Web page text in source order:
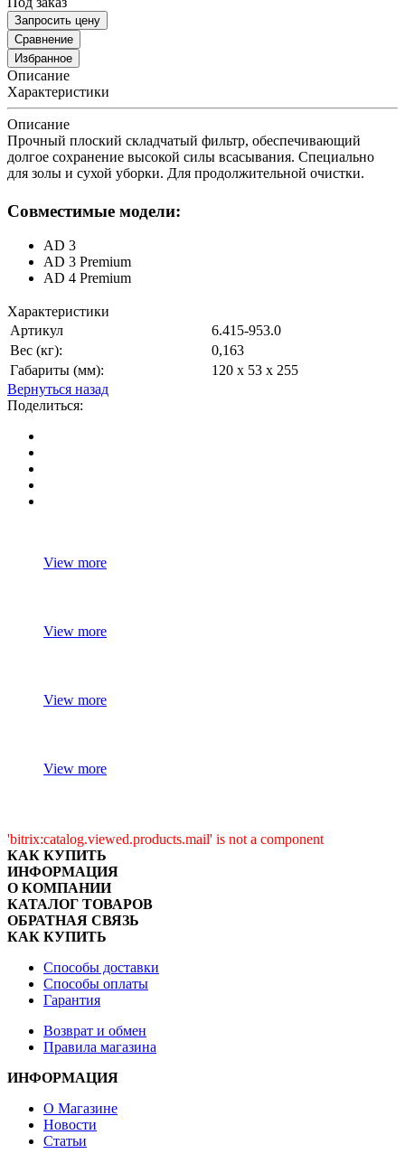
Запросить цену
Сравнение
Избранное
Описание
Характеристики
Описание
Прочный плоский складчатый фильтр, обеспечивающий
долгое сохранение высокой силы всасывания. Специально
для золы и сухой уборки. Для продолжительной очистки.
Совместимые модели:
AD 3
AD 3 Premium
AD 4 Premium
Характеристики
Артикул
6.415-953.0
Вес (кг):
0,163
Габариты (мм):
120 x 53 x 255
Вернуться назад
Поделиться:
View more
View more
View more
View more
'bitrix:catalog.viewed.products.mail' is not a component
КАК КУПИТЬ
ИНФОРМАЦИЯ
О КОМПАНИИ
КАТАЛОГ ТОВАРОВ
ОБРАТНАЯ СВЯЗЬ
КАК КУПИТЬ
Способы доставки
Способы оплаты
Гарантия
Возврат и обмен
Правила магазина
ИНФОРМАЦИЯ
О Магазине
Новости
Статьи